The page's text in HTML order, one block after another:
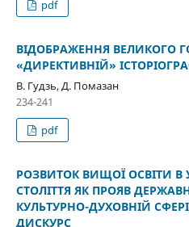
pdf
ВІДОБРАЖЕННЯ ВЕЛИКОГО
«ДИРЕКТИВНІЙ»
В. Гудзь, Д. Помазан
234-241
pdf
РОЗВИТОК ВИЩОЇ ОСВІТИ В
СТОЛІТТЯ ЯК ПРОЯВ
КУЛЬТУРНО-ДУХОВНІЙ
ДИСКУРС